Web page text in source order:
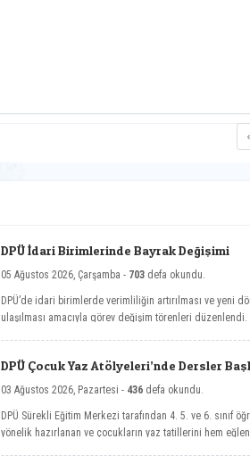
DPÜ İdari Birimlerinde Bayrak Değişimi
05 Ağustos 2026, Çarşamba - 703 defa okundu.
DPÜ’de idari birimlerde verimliliğin artırılması ve yeni
ulaşılması amacıyla görev değişim törenleri düzenlendi.
DPÜ Çocuk Yaz Atölyeleri’nde Dersler
03 Ağustos 2026, Pazartesi - 436 defa okundu.
DPÜ Sürekli Eğitim Merkezi tarafından 4. 5. ve 6. sınıf
yönelik hazırlanan ve çocukların yaz tatillerini hem